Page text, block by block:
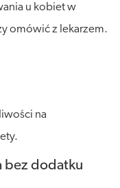
u kobiet w
omówić z lekarzem.
na
bez dodatku